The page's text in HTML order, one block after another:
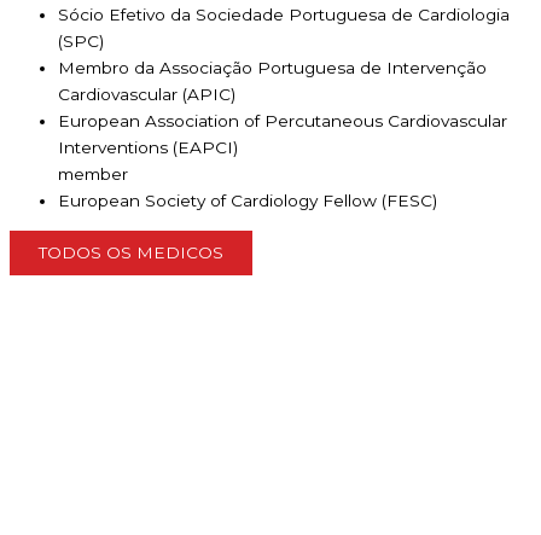
Sócio Efetivo da Sociedade Portuguesa de Cardiologia
(SPC)
Membro da Associação Portuguesa de Intervenção
Cardiovascular (APIC)
European Association of Percutaneous Cardiovascular
Interventions (EAPCI)
member
European Society of Cardiology Fellow (FESC)
TODOS OS MEDICOS